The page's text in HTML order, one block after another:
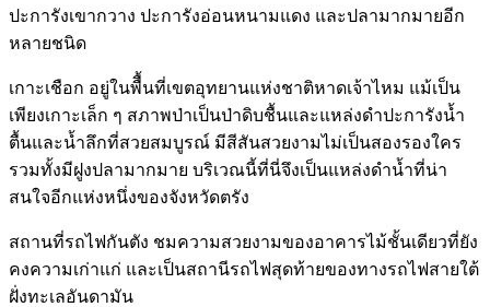
ปะการังเขากวาง ปะการังอ่อนหนามแดง และปลามากมายอีก
หลายชนิด
เกาะเชือก อยู่ในพืื้นที่เขตอุทยานแห่งชาติหาดเจ้าไหม แม้เป็น
เพียงเกาะเล็ก ๆ สภาพป่าเป็นป่าดิบชื้นและแหล่งดำปะการังน้ำ
ตื้นและน้ำลึกที่สวยสมบูรณ์ มีสีสันสวยงามไม่เป็นสองรองใคร
รวมทั้งมีฝูงปลามากมาย บริเวณนี้ที่นี่จึงเป็นแหล่งดำน้ำที่น่า
สนใจอีกแห่งหนึ่งของจังหวัดตรัง
สถานที่รถไฟกันตัง ชมความสวยงามของอาคารไม้ชั้นเดียวที่ยัง
คงความเก่าแก่ และเป็นสถานีรถไฟสุดท้ายของทางรถไฟสายใต้
ฝั่งทะเลอันดามัน